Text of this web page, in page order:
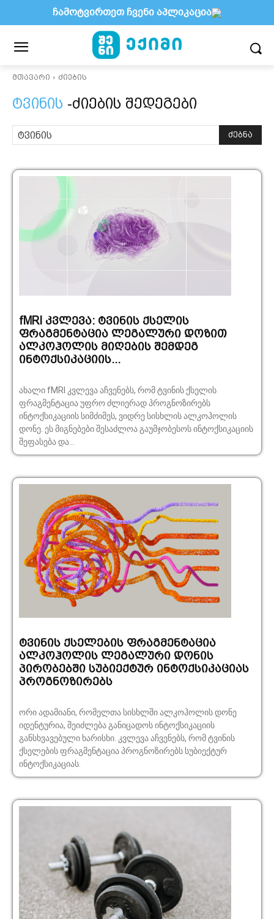
მთავარი ძიების
ტვინის -ძიების შედეგები
ძებნა
fMRI კვლევა: ტვინის ქსელის
ფრაგმენტაცია ლეგალური დოზით
ალკოჰოლის მიღების შემდეგ
ინტოქსიკაციის...
ახალი fMRI კვლევა აჩვენებს, რომ ტვინის ქსელის
ფრაგმენტაცია უფრო ძლიერად პროგნოზირებს
ინტოქსიკაციის სიმძიმეს, ვიდრე სისხლის ალკოჰოლის
დონე. ეს მიგნებები შესაძლოა გაუმჯობესოს ინტოქსიკაციის
შეფასება და...
ტვინის ქსელების ფრაგმენტაცია
ალკოჰოლის ლეგალური დონის
პირობებში სუბიექტურ ინტოქსიკაციას
პროგნოზირებს
ორი ადამიანი, რომელთა სისხლში ალკოჰოლის დონე
იდენტურია, შეიძლება განიცადოს ინტოქსიკაციის
განსხვავებული ხარისხი. კვლევა აჩვენებს, რომ ტვინის
ქსელების ფრაგმენტაცია პროგნოზირებს სუბიექტურ
ინტოქსიკაციას.
ჩამოტვირთეთ ჩვენი აპლიკაცია